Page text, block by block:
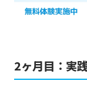
2ヶ月目：実